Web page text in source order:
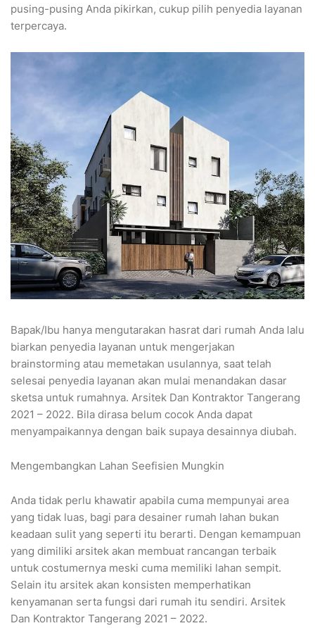
pusing-pusing Anda pikirkan, cukup pilih penyedia layanan
terpercaya.
Bapak/Ibu hanya mengutarakan hasrat dari rumah Anda lalu
biarkan penyedia layanan untuk mengerjakan
brainstorming atau memetakan usulannya, saat telah
selesai penyedia layanan akan mulai menandakan dasar
sketsa untuk rumahnya. Arsitek Dan Kontraktor Tangerang
2021 – 2022. Bila dirasa belum cocok Anda dapat
menyampaikannya dengan baik supaya desainnya diubah.
Mengembangkan Lahan Seefisien Mungkin
Anda tidak perlu khawatir apabila cuma mempunyai area
yang tidak luas, bagi para desainer rumah lahan bukan
keadaan sulit yang seperti itu berarti. Dengan kemampuan
yang dimiliki arsitek akan membuat rancangan terbaik
untuk costumernya meski cuma memiliki lahan sempit.
Selain itu arsitek akan konsisten memperhatikan
kenyamanan serta fungsi dari rumah itu sendiri. Arsitek
Dan Kontraktor Tangerang 2021 – 2022.